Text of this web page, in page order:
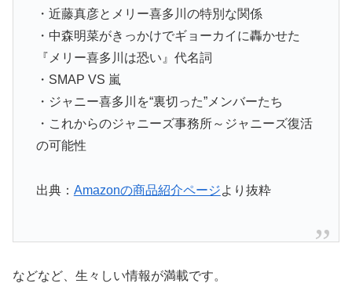
・近藤真彦とメリー喜多川の特別な関係
・中森明菜がきっかけでギョーカイに轟かせた
『メリー喜多川は恐い』代名詞
・SMAP VS 嵐
・ジャニー喜多川を“裏切った”メンバーたち
・これからのジャニーズ事務所～ジャニーズ復活
の可能性
出典： Amazonの商品紹介ページより抜粋
などなど、生々しい情報が満載です。